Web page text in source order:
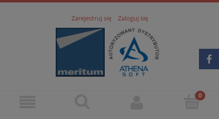
Zarejestruj się Zaloguj się